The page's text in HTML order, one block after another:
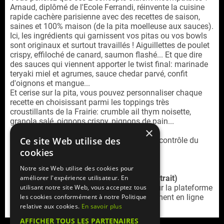
Arnaud, diplômé de l'Ecole Ferrandi, réinvente la cuisine
rapide cachère parisienne avec des recettes de saison,
saines et 100% maison (de la pita moelleuse aux sauces).
Ici, les ingrédients qui garnissent vos pitas ou vos bowls
sont originaux et surtout travaillés ! Aiguillettes de poulet
crispy, effiloché de canard, saumon flashé... Et que dire
des sauces qui viennent apporter le twist final: marinade
teryaki miel et agrumes, sauce chedar parvé, confit
d'oignons et mangue...
Et cerise sur la pita, vous pouvez personnaliser chaque
recette en choisissant parmi les toppings très
croustillants de la Frairie: crumble ail thym noisette,
granola salé, oignons crispy, pignons de pain...
La Frairie est un restaurant cacher sous le contrôle du
rabbinat loubavitch de France.
Service commande en ligne (livraison / retrait)
Retrouvez lacarte livraison La Frairie 9e
sur la plateforme
Mangercacher.com(cagnotte, offres, paiement en ligne
sécurisé)
×
Ce site Web utilise des
cookies
Notre site Web utilise des cookies pour
améliorer l'expérience utilisateur. En
utilisant notre site Web, vous acceptez tous
les cookies conformément à notre Politique
relative aux cookies. En savoir plus
AFFICHER TOUS LES PARTENAIRES